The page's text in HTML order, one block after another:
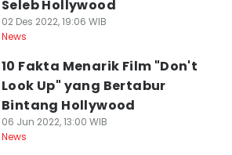
Seleb Hollywood
02 Des 2022, 19:06 WIB
News
10 Fakta Menarik Film "Don't
Look Up" yang Bertabur
Bintang Hollywood
06 Jun 2022, 13:00 WIB
News